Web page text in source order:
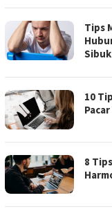
Tips
Sibuk
10
8